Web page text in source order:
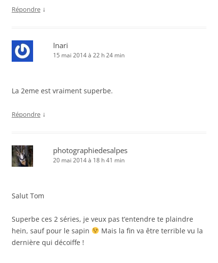
Répondre ↓
Inari
15 mai 2014 à 22 h 24 min
La 2eme est vraiment superbe.
Répondre ↓
photographiedesalpes
20 mai 2014 à 18 h 41 min
Salut Tom
Superbe ces 2 séries, je veux pas t’entendre te plaindre
hein, sauf pour le sapin
Mais la fin va être terrible vu la
dernière qui décoiffe !